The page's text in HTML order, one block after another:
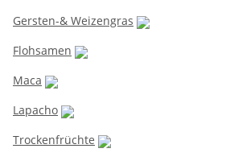
Gersten-& Weizengras
Flohsamen
Maca
Lapacho
Trockenfrüchte